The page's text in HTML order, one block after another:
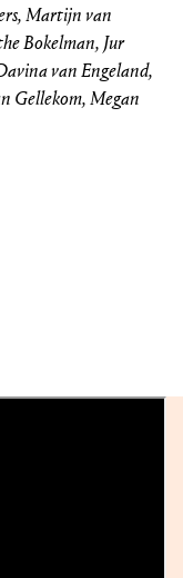
Martijn van
Bokelman, Jur
van Engeland,
Gellekom, Megan